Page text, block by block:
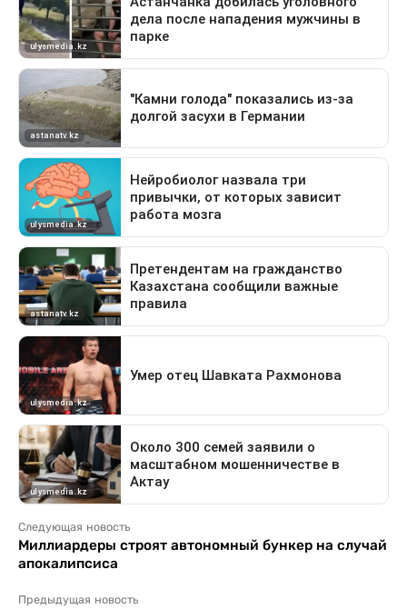
Следующая новость
Миллиардеры строят автономный бункер на случай
апокалипсиса
Предыдущая новость